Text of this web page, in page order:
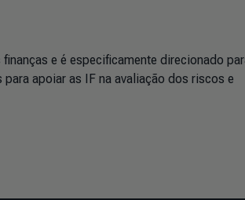
e é especificamente direcionado
apoiar as IF na avaliação dos riscos e